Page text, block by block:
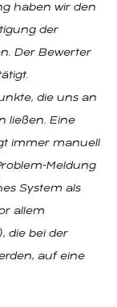
haben wir den
der
Der Bewerter
die uns an
ließen. Eine
immer manuell
Meldung
System als
allem
die bei der
auf eine